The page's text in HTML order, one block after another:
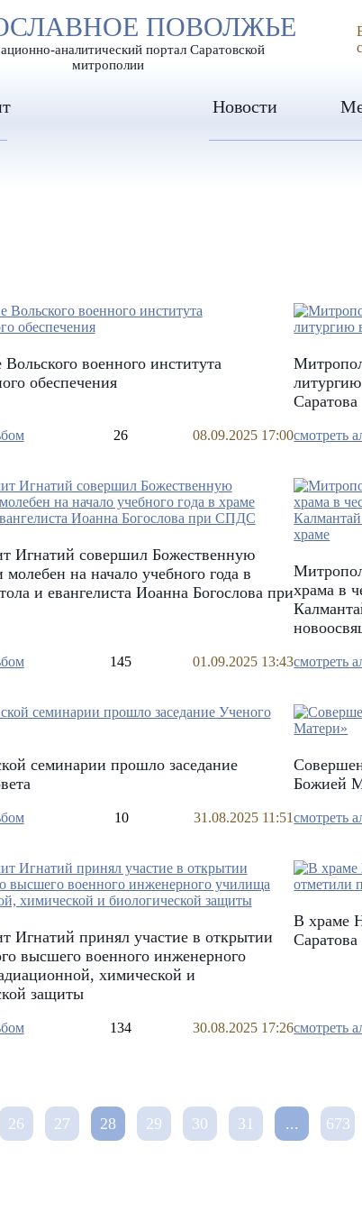
А А А ИЗОБРАЖЕНИЯ
ПОВОЛЖЬЕ
аналитический портал Саратовской
митрополии
Новости
военного института
обеспечения
26 08.09.2025 17:00
Саратова
смотреть
Игнатий совершил Божественную
на начало учебного года в
и евангелиста Иоанна Богослова при
145 01.09.2025 13:43
храма в
смотреть
семинарии прошло заседание
10 31.08.2025 11:51
Божией
смотреть
Игнатий принял участие в открытии
высшего военного инженерного
химической и
защиты
134 30.08.2025 17:26
В храме
смотреть
26 27 28 29 30 31 ... 673